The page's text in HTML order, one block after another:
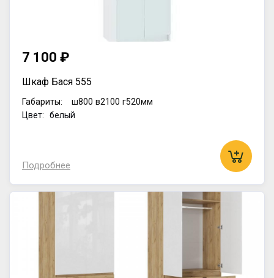
7 100 ₽
Шкаф Бася 555
Габариты: ш800 в2100 г520мм
Цвет: белый
Подробнее